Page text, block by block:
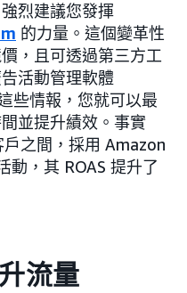
烈建議您發揮
的力量。這個變革性
，且可透過第三方工
活動管理軟體
些情報，您就可以最
並提升績效。事實
戶之間，採用 Amazon
，其 ROAS 提升了
流量